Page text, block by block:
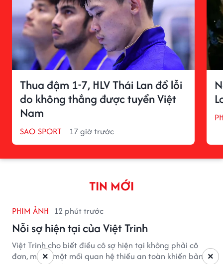
Thua đậm 1-7, HLV Thái Lan đổ lỗi
do không thắng được tuyển Việt
Nam
SAO SPORT 17 giờ trước
TIN MỚI
PHIM ẢNH 12 phút trước
Nỗi sợ hiện tại của Việt Trinh
Việt Trinh cho biết điều cô sợ hiện tại không phải cô
đơn, mà là một mối quan hệ thiếu an toàn khiến bản ×
×